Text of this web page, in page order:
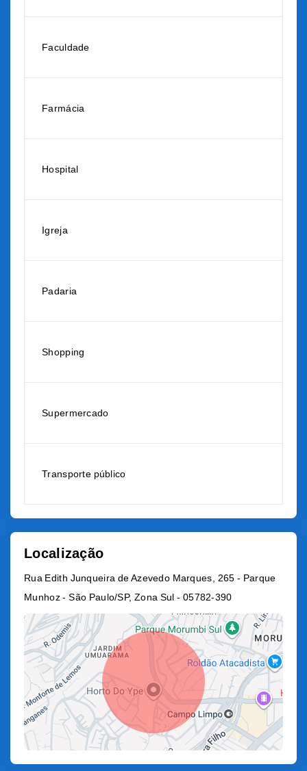
Faculdade
Farmácia
Hospital
Igreja
Padaria
Shopping
Supermercado
Transporte público
Localização
Rua Edith Junqueira de Azevedo Marques, 265 - Parque
Munhoz - São Paulo/SP, Zona Sul - 05782-390